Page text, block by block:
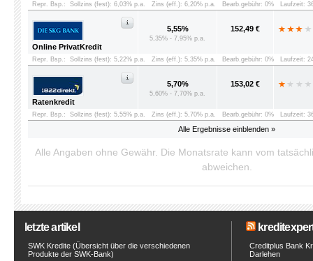
Alle Ergebnisse einblenden »
Repr. Bsp.: Sollzins (fest): 6,03% p.a. Zins (eff.): 6,20% p.a. Bearb.gebühr: 0% Laufzeit:
Online PrivatKredit
5,55%
5,35% - 7,95% p.a.
152,49 €
Repr. Bsp.: Sollzins (fest): 5,22% p.a. Zins (eff.): 5,35% p.a. Bearb.gebühr: 0% Laufzeit:
Ratenkredit
5,70%
5,60% - 7,70% p.a.
153,02 €
Repr. Bsp.: Sollzins (fest): 5,55% p.a. Zins (eff.): 5,70% p.a. Bearb.gebühr: 0% Laufzeit:
Alle Angaben ohne Gewähr. Die Monatsrate kann vom
abweichen.
letzte artikel
SWK Kredite (Übersicht über die verschiedenen
Produkte der SWK-Bank)
Creditplus Bank
Darlehen